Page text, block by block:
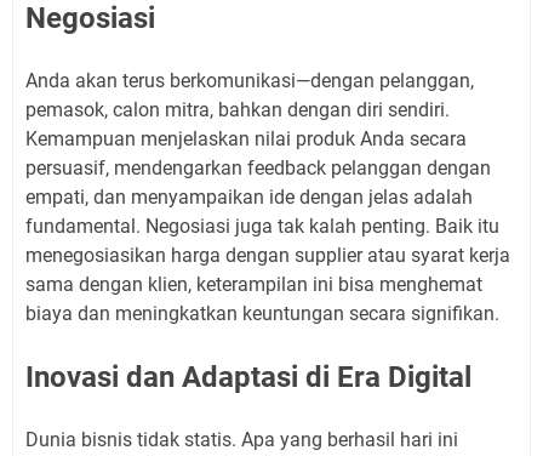
Negosiasi
Anda akan terus berkomunikasi—dengan pelanggan,
pemasok, calon mitra, bahkan dengan diri sendiri.
Kemampuan menjelaskan nilai produk Anda secara
persuasif, mendengarkan feedback pelanggan dengan
empati, dan menyampaikan ide dengan jelas adalah
fundamental. Negosiasi juga tak kalah penting. Baik itu
menegosiasikan harga dengan supplier atau syarat kerja
sama dengan klien, keterampilan ini bisa menghemat
biaya dan meningkatkan keuntungan secara signifikan.
Inovasi dan Adaptasi di Era Digital
Dunia bisnis tidak statis. Apa yang berhasil hari ini